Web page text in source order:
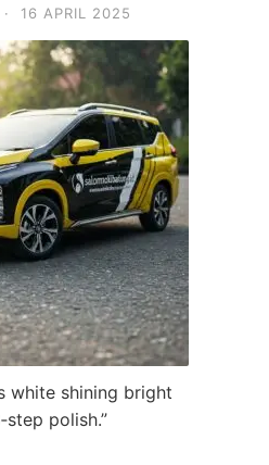
· 16 APRIL 2025
white shining bright
polish.”